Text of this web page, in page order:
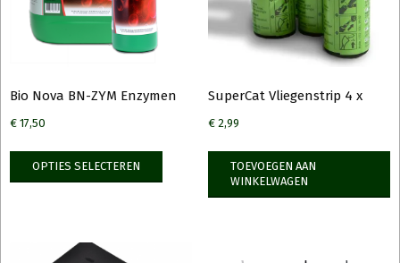
Bio Nova BN-ZYM Enzymen
€ 17,50
OPTIES SELECTEREN
SuperCat Vliegenstrip 4 x
€2,99
TOEVOEGEN AAN
WINKELWAGEN